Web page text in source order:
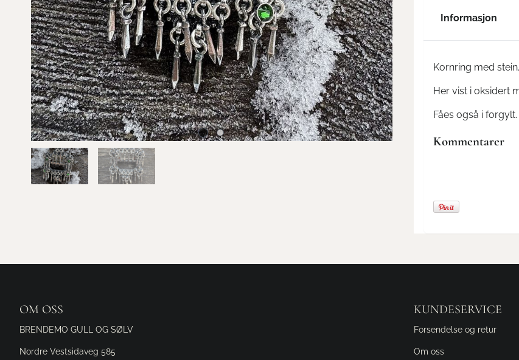
Informasjon
Kornring med stein.
Her vist i oksidert
Fåes også i forgylt.
Kommentarer
OM OSS
BRENDEMO GULL OG SØLV
Nordre Vestsidaveg 585
KUNDESERVICE
Forsendelse og retur
Om oss